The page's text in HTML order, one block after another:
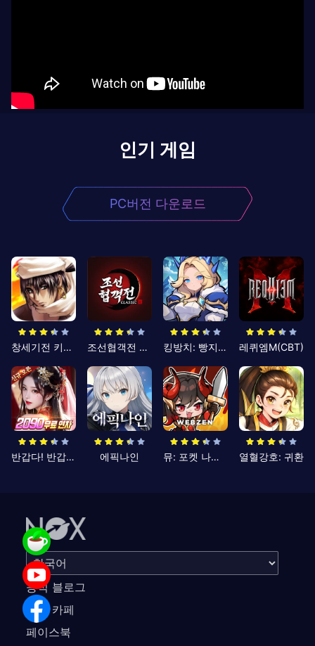
인기 게임
PC버전 다운로드
창세기전 키우기 조선협객전 클래식 킹방치: 빵지의 제왕 레퀴엠M(CBT)
반갑다! 반갑삼국지 에픽나인 뮤: 포켓 나이츠 열혈강호: 귀환
공식 블로그
공식 카페
페이스북